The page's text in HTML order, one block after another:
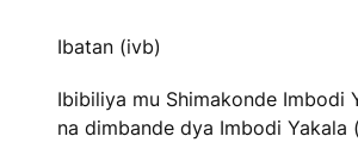
Ibatan (ivb)
Ibibiliya mu Shimakonde Imbodi
na dimbande dya Imbodi Yakala